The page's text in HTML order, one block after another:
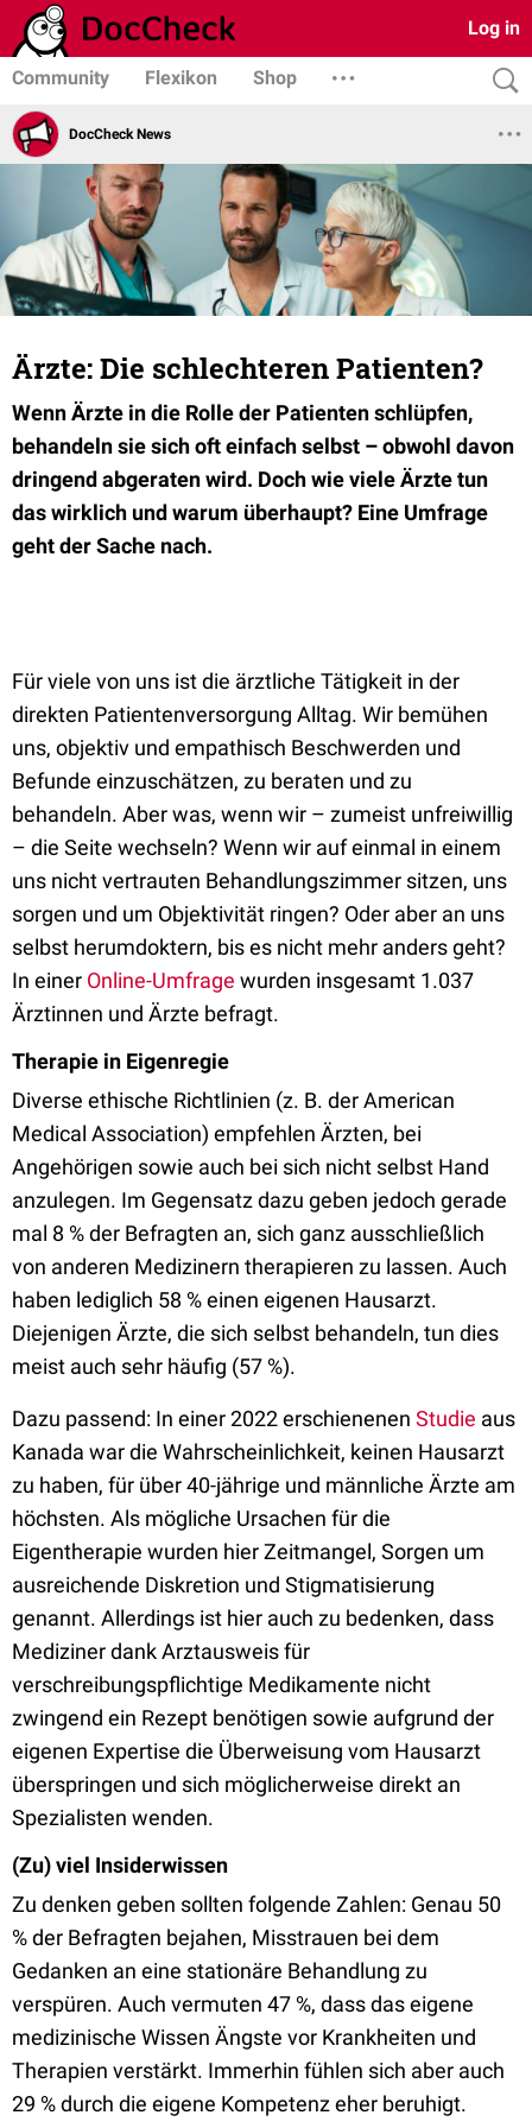
Log in
Community Flexikon Shop
DocCheck News
Ärzte: Die schlechteren Patienten?
Wenn Ärzte in die Rolle der Patienten schlüpfen,
behandeln sie sich oft einfach selbst – obwohl davon
dringend abgeraten wird. Doch wie viele Ärzte tun
das wirklich und warum überhaupt? Eine Umfrage
geht der Sache nach.
Für viele von uns ist die ärztliche Tätigkeit in der
direkten Patientenversorgung Alltag. Wir bemühen
uns, objektiv und empathisch Beschwerden und
Befunde einzuschätzen, zu beraten und zu
behandeln. Aber was, wenn wir – zumeist unfreiwillig
– die Seite wechseln? Wenn wir auf einmal in einem
uns nicht vertrauten Behandlungszimmer sitzen, uns
sorgen und um Objektivität ringen? Oder aber an uns
selbst herumdoktern, bis es nicht mehr anders geht?
In einer Online-Umfrage wurden insgesamt 1.037
Ärztinnen und Ärzte befragt.
Therapie in Eigenregie
Diverse ethische Richtlinien (z. B. der American
Medical Association) empfehlen Ärzten, bei
Angehörigen sowie auch bei sich nicht selbst Hand
anzulegen. Im Gegensatz dazu geben jedoch gerade
mal 8 % der Befragten an, sich ganz ausschließlich
von anderen Medizinern therapieren zu lassen. Auch
haben lediglich 58 % einen eigenen Hausarzt.
Diejenigen Ärzte, die sich selbst behandeln, tun dies
meist auch sehr häufig (57 %).
Dazu passend: In einer 2022 erschienenen Studie aus
Kanada war die Wahrscheinlichkeit, keinen Hausarzt
zu haben, für über 40-jährige und männliche Ärzte am
höchsten. Als mögliche Ursachen für die
Eigentherapie wurden hier Zeitmangel, Sorgen um
ausreichende Diskretion und Stigmatisierung
genannt. Allerdings ist hier auch zu bedenken, dass
Mediziner dank Arztausweis für
verschreibungspflichtige Medikamente nicht
zwingend ein Rezept benötigen sowie aufgrund der
eigenen Expertise die Überweisung vom Hausarzt
überspringen und sich möglicherweise direkt an
Spezialisten wenden.
(Zu) viel Insiderwissen
Zu denken geben sollten folgende Zahlen: Genau 50
% der Befragten bejahen, Misstrauen bei dem
Gedanken an eine stationäre Behandlung zu
verspüren. Auch vermuten 47 %, dass das eigene
medizinische Wissen Ängste vor Krankheiten und
Therapien verstärkt. Immerhin fühlen sich aber auch
29 % durch die eigene Kompetenz eher beruhigt.